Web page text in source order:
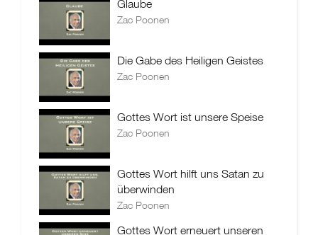
Glaube
Zac Poonen
Die Gabe des Heiligen Geistes
Zac Poonen
Gottes Wort ist unsere Speise
Zac Poonen
Gottes Wort hilft uns Satan zu
überwinden
Zac Poonen
Gottes Wort erneuert unseren